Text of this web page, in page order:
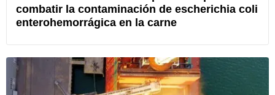
combatir la contaminación de escherichia coli
enterohemorrágica en la carne